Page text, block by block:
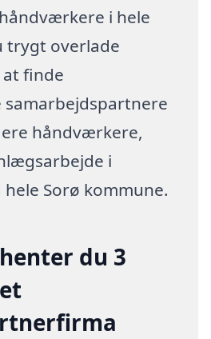
i hele
trygt overlade
finde
samarbejdspartnere
håndværkere,
i
Sorø kommune.
du 3